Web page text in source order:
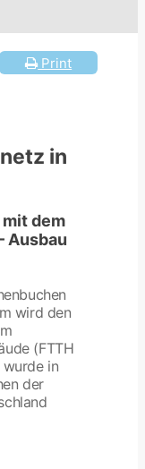
Print
in
dem
Ausbau
wird den
(FTTH
in
der